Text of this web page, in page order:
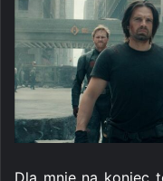
Dla mnie na koniec